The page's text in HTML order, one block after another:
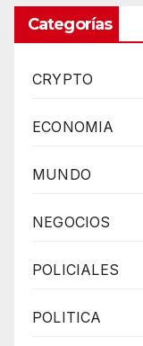
Categorías
CRYPTO
ECONOMIA
MUNDO
NEGOCIOS
POLICIALES
POLITICA